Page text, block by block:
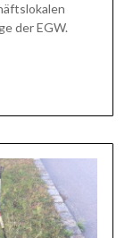
der EGW.